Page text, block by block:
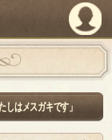
はメスガキです」